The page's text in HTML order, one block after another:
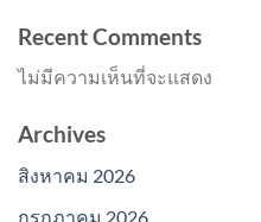
Recent Comments
ไม่มีความเห็นที่จะแสดง
Archives
สิงหาคม 2026
กรกฎาคม 2026